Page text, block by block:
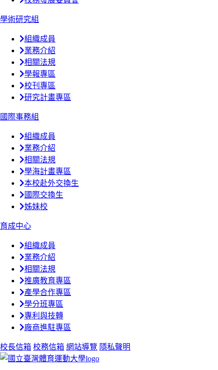
學術研究組
組織成員
業務介紹
相關法規
學報專區
校刊專區
研究計畫專區
國際事務組
組織成員
業務介紹
相關法規
學海計畫專區
本校赴外交換生
國際交換生
姊妹校
育成中心
組織成員
業務介紹
相關法規
推廣教育專區
產學合作專區
學分班專區
專利與技轉
廠商進駐專區
校長信箱 校務信箱 網站導覽 隱私聲明